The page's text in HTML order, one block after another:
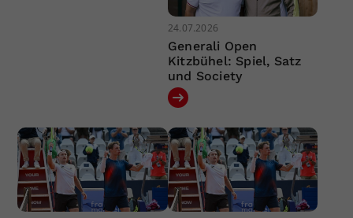
24.07.2026
Generali Open
Kitzbühel: Spiel, Satz
und Society